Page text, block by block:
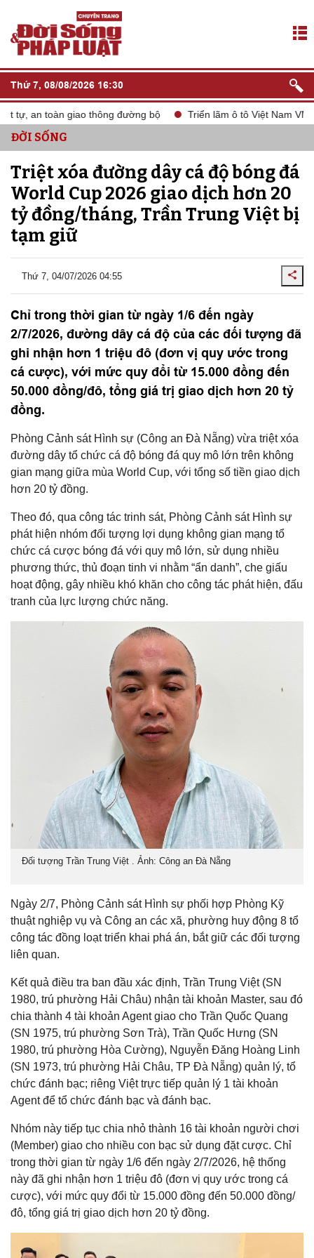
Thứ 7, 08/08/2026 16:30
an toàn giao thông đường bộ Triển lãm ô tô Việt Nam VMS
ĐỜI SỐNG
Triệt xóa đường dây cá độ bóng đá
World Cup 2026 giao dịch hơn 20
tỷ đồng/tháng, Trần Trung Việt bị
tạm giữ
Thứ 7, 04/07/2026 04:55
Chỉ trong thời gian từ ngày 1/6 đến ngày
2/7/2026, đường dây cá độ của các đối tượng đã
ghi nhận hơn 1 triệu đô (đơn vị quy ước trong
cá cược), với mức quy đổi từ 15.000 đồng đến
50.000 đồng/đô, tổng giá trị giao dịch hơn 20 tỷ
đồng.
Phòng Cảnh sát Hình sự (Công an Đà Nẵng) vừa triệt xóa
đường dây tổ chức cá độ bóng đá quy mô lớn trên không
gian mạng giữa mùa World Cup, với tổng số tiền giao dịch
hơn 20 tỷ đồng.
Theo đó, qua công tác trinh sát, Phòng Cảnh sát Hình sự
phát hiện nhóm đối tượng lợi dụng không gian mạng tổ
chức cá cược bóng đá với quy mô lớn, sử dụng nhiều
phương thức, thủ đoạn tinh vi nhằm “ẩn danh”, che giấu
hoạt động, gây nhiều khó khăn cho công tác phát hiện, đấu
tranh của lực lượng chức năng.
Đối tượng Trần Trung Việt . Ảnh: Công an Đà Nẵng
Ngày 2/7, Phòng Cảnh sát Hình sự phối hợp Phòng Kỹ
thuật nghiệp vụ và Công an các xã, phường huy động 8 tổ
công tác đồng loạt triển khai phá án, bắt giữ các đối tượng
liên quan.
Kết quả điều tra ban đầu xác định, Trần Trung Việt (SN
1980, trú phường Hải Châu) nhận tài khoản Master, sau đó
chia thành 4 tài khoản Agent giao cho Trần Quốc Quang
(SN 1975, trú phường Sơn Trà), Trần Quốc Hưng (SN
1980, trú phường Hòa Cường), Nguyễn Đăng Hoàng Linh
(SN 1973, trú phường Hải Châu, TP Đà Nẵng) quản lý, tổ
chức đánh bạc; riêng Việt trực tiếp quản lý 1 tài khoản
Agent để tổ chức đánh bạc và đánh bạc.
Nhóm này tiếp tục chia nhỏ thành 16 tài khoản người chơi
(Member) giao cho nhiều con bạc sử dụng đặt cược. Chỉ
trong thời gian từ ngày 1/6 đến ngày 2/7/2026, hệ thống
này đã ghi nhận hơn 1 triệu đô (đơn vị quy ước trong cá
cược), với mức quy đổi từ 15.000 đồng đến 50.000 đồng/
đô, tổng giá trị giao dịch hơn 20 tỷ đồng.